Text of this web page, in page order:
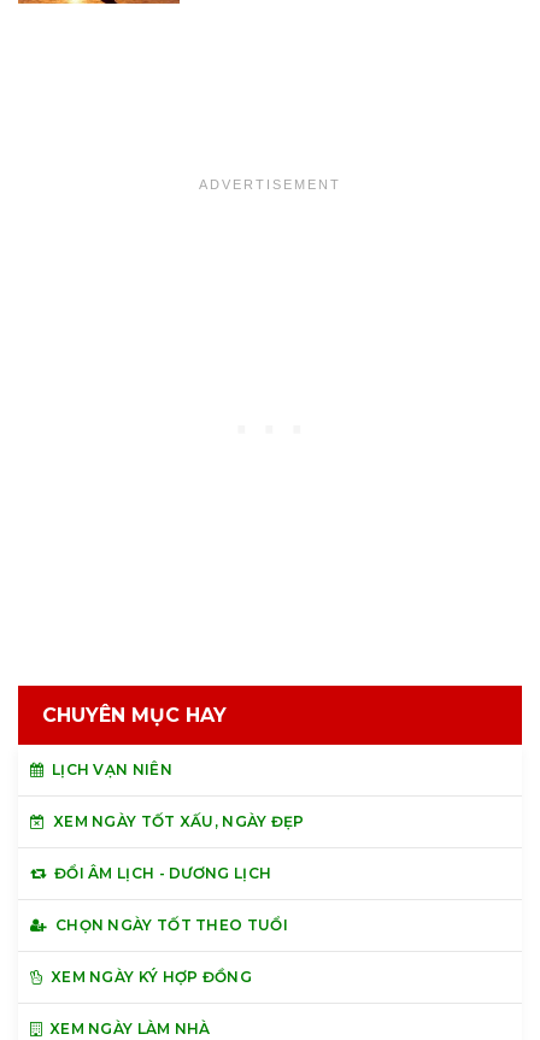
CHUYÊN MỤC HAY
LỊCH VẠN NIÊN
XEM NGÀY TỐT XẤU, NGÀY ĐẸP
ĐỔI ÂM LỊCH - DƯƠNG LỊCH
CHỌN NGÀY TỐT THEO TUỔI
XEM NGÀY KÝ HỢP ĐỒNG
XEM NGÀY LÀM NHÀ